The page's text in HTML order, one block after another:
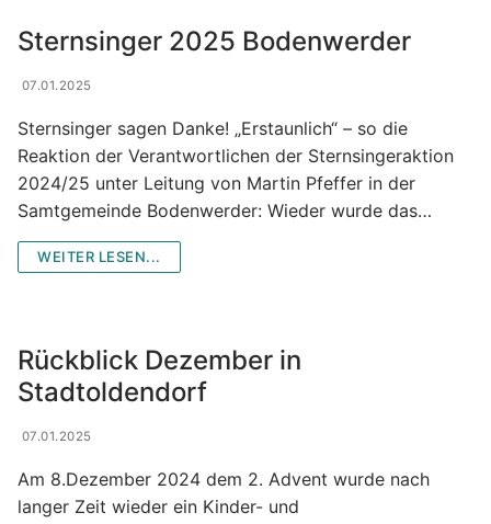
Sternsinger 2025 Bodenwerder
07.01.2025
Sternsinger sagen Danke! „Erstaunlich“ – so die
Reaktion der Verantwortlichen der Sternsingeraktion
2024/25 unter Leitung von Martin Pfeffer in der
Samtgemeinde Bodenwerder: Wieder wurde das…
WEITER LESEN...
Rückblick Dezember in
Stadtoldendorf
07.01.2025
Am 8.Dezember 2024 dem 2. Advent wurde nach
langer Zeit wieder ein Kinder- und